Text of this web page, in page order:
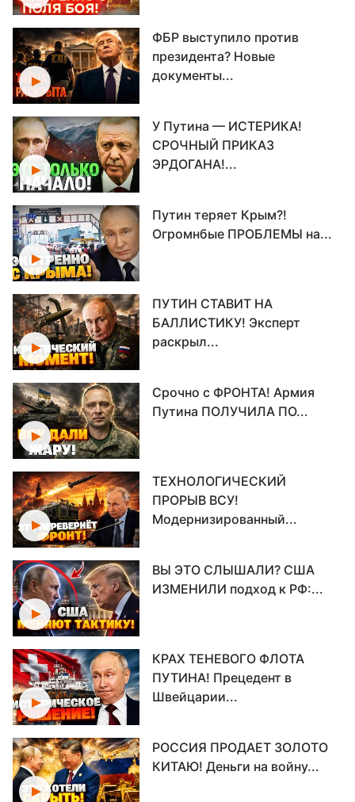
ФБР выступило против
президента? Новые
документы...
У Путина — ИСТЕРИКА!
СРОЧНЫЙ ПРИКАЗ
ЭРДОГАНА!...
Путин теряет Крым?!
Огромнбые ПРОБЛЕМЫ на...
ПУТИН СТАВИТ НА
БАЛЛИСТИКУ! Эксперт
раскрыл...
Срочно с ФРОНТА! Армия
Путина ПОЛУЧИЛА ПО...
ТЕХНОЛОГИЧЕСКИЙ
ПРОРЫВ ВСУ!
Модернизированный...
ВЫ ЭТО СЛЫШАЛИ? США
ИЗМЕНИЛИ подход к РФ:...
КРАХ ТЕНЕВОГО ФЛОТА
ПУТИНА! Прецедент в
Швейцарии...
РОССИЯ ПРОДАЕТ ЗОЛОТО
КИТАЮ! Деньги на войну...